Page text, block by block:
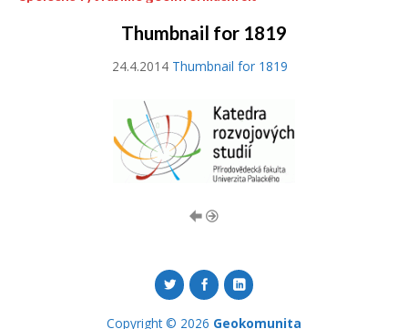
Thumbnail for 1819
24.4.2014 Thumbnail for 1819
Copyright © 2026 Geokomunita